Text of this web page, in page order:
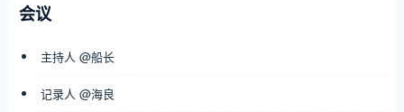
会议
主持人 @船长
记录人 @海良